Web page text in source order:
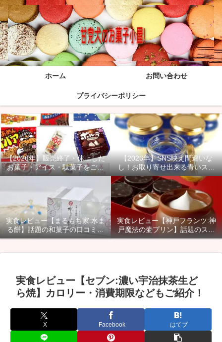
ホーム お問い合わせ
プライバシーポリシー
【2026年】販売終了・休止した
お菓子・アイス・駄菓子をご紹
介！
【2026年】SNS映え間違いな
し！お取り寄せ出来る青いスイ
ーツ商品をご紹介！
実食レビュー【まるもち家:水ま
る餅】話題の和菓子の口コミ・
カロリー・賞味期限などご紹
実食レビュー【神戸フランツ:神
戸魔法の壷プリン】話題のスイ
ーツのカロリー・口コミ・賞味
実食レビュー【セブン:濃い宇治抹茶生ど
ら焼】カロリー・消費期限などもご紹介！
X Facebook はてブ